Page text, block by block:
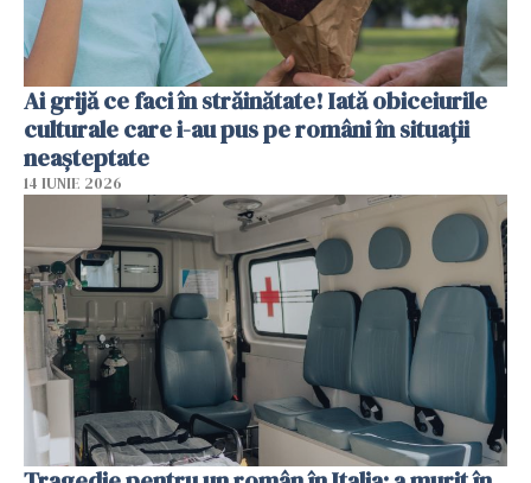
Ai grijă ce faci în străinătate! Iată obiceiurile
culturale care i-au pus pe români în situații
neașteptate
14 IUNIE 2026